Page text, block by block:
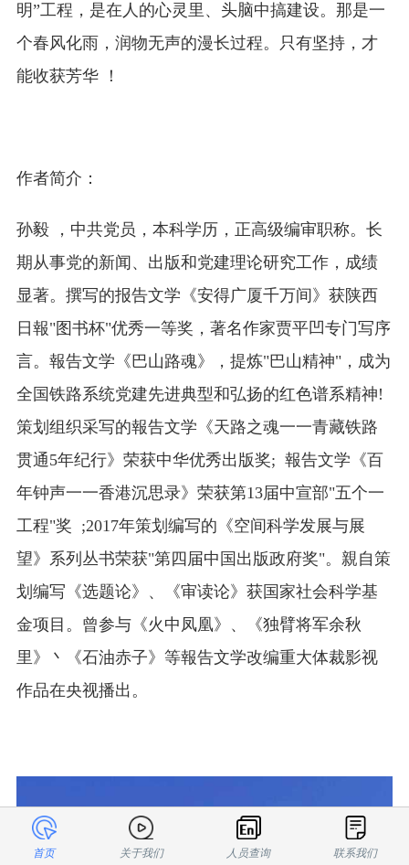
明”工程，是在人的心灵里、头脑中搞建设。那是一
个春风化雨，润物无声的漫长过程。只有坚持，才
能收获芳华 ！
作者简介：
孙毅 ，中共党员，本科学历，正高级编审职称。长
期从事党的新闻、出版和党建理论研究工作，成绩
显著。撰写的报告文学《安得广厦千万间》获陕西
日報"图书杯"优秀一等奖，著名作家贾平凹专门写序
言。報告文学《巴山路魂》，提炼"巴山精神"，成为
全国铁路系统党建先进典型和弘扬的红色谱系精神!
策划组织采写的報告文学《天路之魂一一青藏铁路
贯通5年纪行》荣获中华优秀出版奖; 報告文学《百
年钟声一一香港沉思录》荣获第13届中宣部"五个一
工程"奖 ;2017年策划编写的《空间科学发展与展
望》系列丛书荣获"第四届中国出版政府奖"。親自策
划编写《选题论》、《审读论》获国家社会科学基
金项目。曾参与《火中凤凰》、《独臂将军余秋
里》丶《石油赤子》等報告文学改编重大体裁影视
作品在央视播出。
首页 关于我们 人员查询 联系我们